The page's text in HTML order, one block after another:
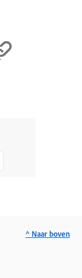
^ Naar boven